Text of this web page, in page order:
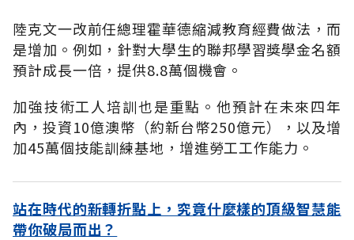
陸克文一改前任總理霍華德縮減教育經費做法，而
是增加。例如，針對大學生的聯邦學習獎學金名額
預計成長一倍，提供8.8萬個機會。
加強技術工人培訓也是重點。他預計在未來四年
內，投資10億澳幣（約新台幣250億元），以及增
加45萬個技能訓練基地，增進勞工工作能力。
站在時代的新轉折點上，究竟什麼樣的頂級智慧能
帶你破局而出？